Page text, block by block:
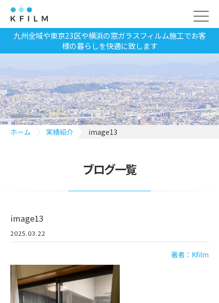
九州全域や東京23区や横浜の窓ガラスフィルム施工でお客
様の暮らしを快適に致します
ホーム 実績紹介 image13
ブログ一覧
image13
2025.03.22
著者：Kfilm